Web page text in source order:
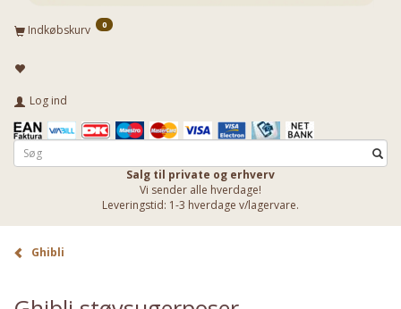
Indkøbskurv 0
Log ind
Salg til private og erhverv
Vi sender alle hverdage!
Leveringstid: 1-3 hverdage v/lagervare.
Ghibli